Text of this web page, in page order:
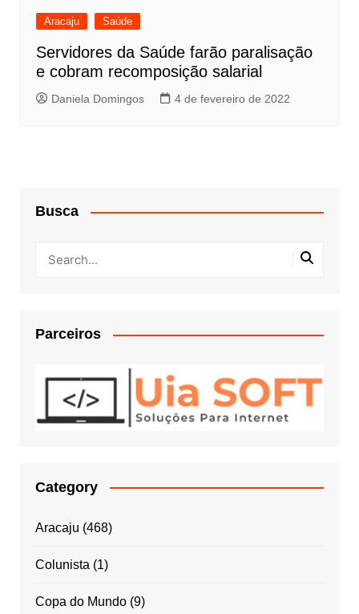
Aracaju Saúde
Servidores da Saúde farão paralisação
e cobram recomposição salarial
Daniela Domingos 4 de fevereiro de 2022
Busca
Parceiros
Category
Aracaju (468)
Colunista (1)
Copa do Mundo(9)